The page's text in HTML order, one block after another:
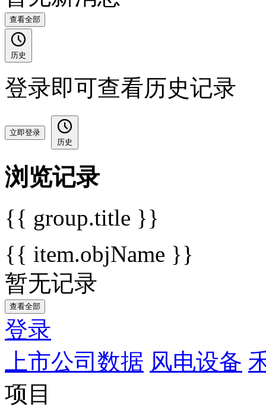
查看全部
历史
登录即可查看历史记录
立即登录
历史
浏览记录
{{ group.title }}
{{ item.objName }}
暂无记录
查看全部
登录
上市公司数据 风电设备
项目